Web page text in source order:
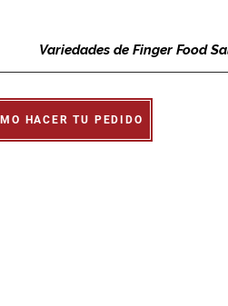
Variedades de Finger Food
HACER TU PEDIDO